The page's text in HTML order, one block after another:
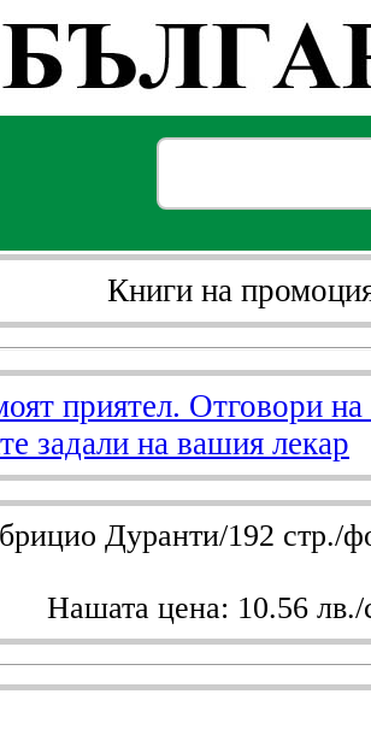
Книги на
приятел. Отговори
задали на вашия лекар
Дуранти/192 стр./
Нашата цена: 10.56 лв./